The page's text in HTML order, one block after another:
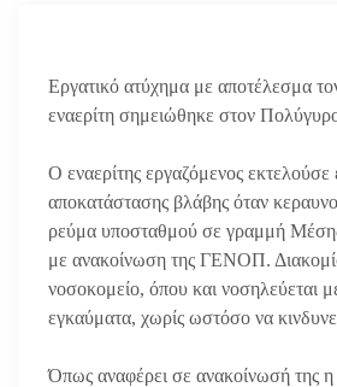
Εργατικό ατύχημα με αποτέλεσμα
εναερίτη σημειώθηκε στον
Ο εναερίτης εργαζόμενος εκτελούσε
αποκατάστασης βλάβης όταν
ρεύμα υποσταθμού σε γραμμή
με ανακοίνωση της ΓΕΝΟΠ.
νοσοκομείο, όπου και νοσηλεύεται
εγκαύματα, χωρίς ωστόσο να
Όπως αναφέρει σε ανακοίνωσή